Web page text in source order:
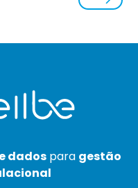
dados para gestão